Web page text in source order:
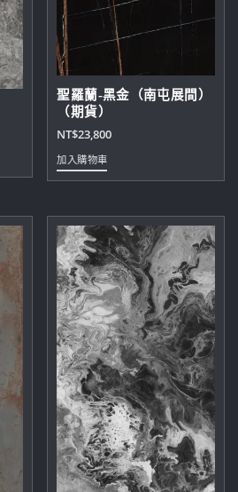
聖羅蘭-黑金（南屯展間）
（期貨）
NT$23,800
加入購物車